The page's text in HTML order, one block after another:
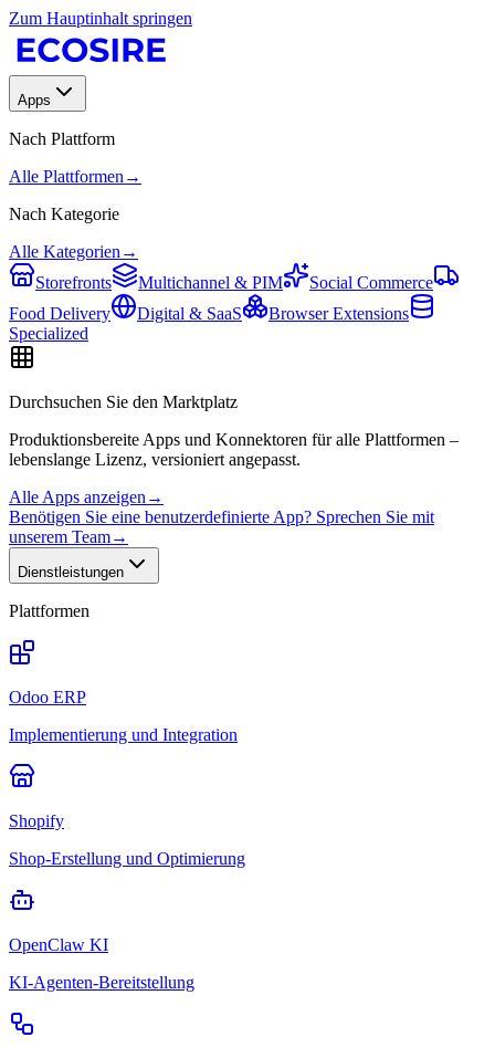
Zum Hauptinhalt springen
Apps
Nach Plattform
Alle Plattformen →
Nach Kategorie
Alle Kategorien →
Storefronts
Multichannel & PIM
Social Commerce
Food Delivery
Digital & SaaS
Browser Extensions
Specialized
Durchsuchen Sie den Marktplatz
Produktionsbereite Apps und Konnektoren für alle Plattformen –
lebenslange Lizenz, versioniert angepasst.
Alle Apps anzeigen →
Benötigen Sie eine benutzerdefinierte App? Sprechen Sie mit
unserem Team→
Dienstleistungen
Plattformen
Odoo ERP
Implementierung und Integration
Shopify
Shop-Erstellung und Optimierung
OpenClaw KI
KI-Agenten-Bereitstellung